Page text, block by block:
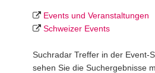
Events und Veranstaltungen
Schweizer Events
Suchradar Treffer in der Event-
sehen Sie die Suchergebnisse